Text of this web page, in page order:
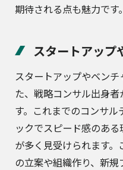
期待される点も魅力です。
スタートアップ
スタートアップやベン
た、戦略コンサル出身
す。これまでのコンサ
ックでスピード感のあ
が多く見受けられます
の立案や組織作り、新